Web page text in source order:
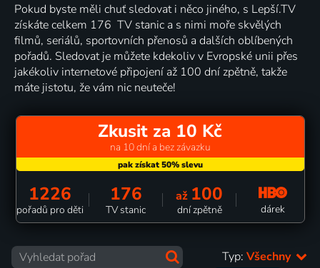
Pokud byste měli chuť sledovat i něco jiného, s Lepší.TV
získáte celkem 176 TV stanic a s nimi moře skvělých
filmů, seriálů, sportovních přenosů a dalších oblíbených
pořadů. Sledovat je můžete kdekoliv v Evropské unii přes
jakékoliv internetové připojení až 100 dní zpětně, takže
máte jistotu, že vám nic neuteče!
Zkusit za 10 Kč
na 10 dní a bez závazku
1226
pořadů pro děti
176
TV stanic
až 100
dní zpětně dárek
Typ: Všechny